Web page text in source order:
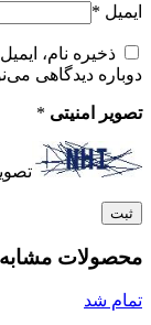
ایمیل *
ذخیره نام،
دوباره دیدگاهی
تصویر امنیتی *
محصولات مشابه
تمام شد